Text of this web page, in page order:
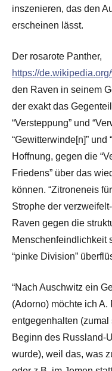
inszenieren, das den
erscheinen lässt.
Der rosarote Panther,
https://
den Raven in seinem
der exakt das
“Versteppung” und
“Gewitterwinde[n]” und
Hoffnung, gegen die
Friedens” über das
können. “Zitroneneis
Strophe der
Raven gegen die
Menschenfeindlichkeit
“pinke Division”
“Nach Auschwitz ein
(Adorno) möchte ich
entgegenhalten
Beginn des Russland-
wurde), weil das, was